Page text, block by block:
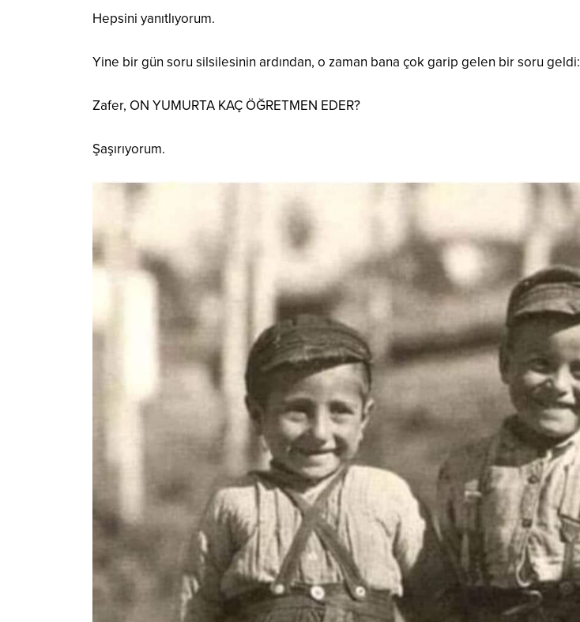
Hepsini yanıtlıyorum.
Yine bir gün soru silsilesinin ardından, o zaman bana çok garip gelen bir soru geldi:
Zafer, ON YUMURTA KAÇ ÖĞRETMEN EDER?
Şaşırıyorum.